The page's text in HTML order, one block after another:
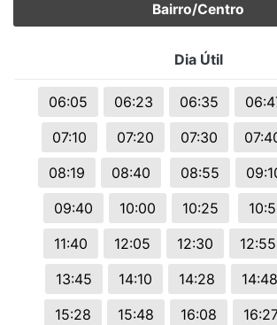
Bairro/Centro
Dia Útil
06:05 06:23 06:35
07:10
07:20 07:30
08:19
08:40 08:55
09:40
10:00 10:25
11:40
12:05 12:30 12:55
13:45
14:10 14:28 14:48
15:28
15:48 16:08